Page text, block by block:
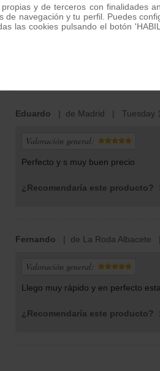
Valoración general:
Eduardo | de Madrid | Tuesday
Valoración general:
Perfecto y s muy buen precio
¿Recomendaría este producto?
Fernando | de La Roda Albacete
Valoración general:
Llego muy rápido y en perfecto
¿Recomendaría este producto?
propias y de terceros con finalidades
de navegación y tu perfil. Puedes
las cookies pulsando el botón